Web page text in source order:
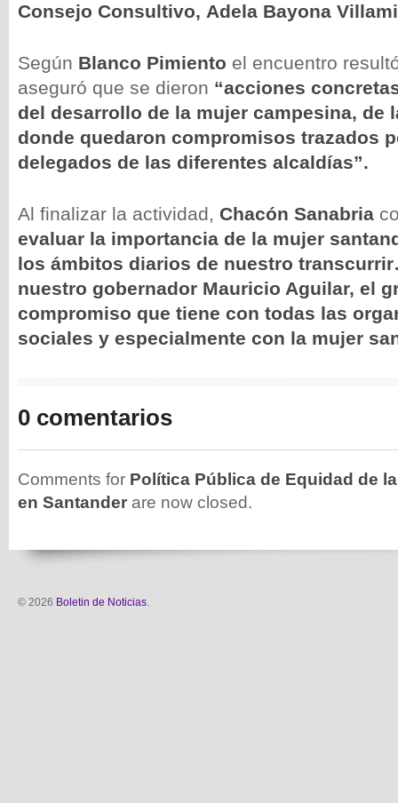
Consejo Consultivo, Adela Bayona
Según Blanco Pimiento el encuentro
aseguró que se dieron “acciones
del desarrollo de la mujer campesina, de
donde quedaron compromisos trazados
delegados de las diferentes alcaldías”.
Al finalizar la actividad, Chacón Sanabria
evaluar la importancia de la mujer
los ámbitos diarios de nuestro
nuestro gobernador Mauricio Aguilar, el
compromiso que tiene con todas las
sociales y especialmente con la mujer
0 comentarios
Comments for Política Pública de Equidad de
en Santander are now closed.
© 2026 Boletin de Noticias.